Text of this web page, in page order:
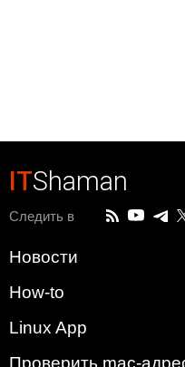
ITShaman
Следить в
Новости
How-to
Linux App
Проверить mac-